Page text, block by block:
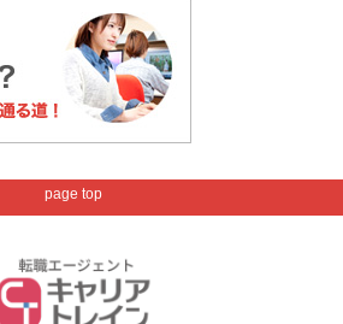
page top